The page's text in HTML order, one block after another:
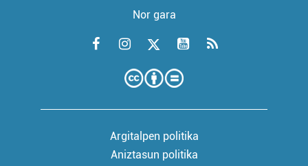
Nor gara
Argitalpen politika
Aniztasun politika